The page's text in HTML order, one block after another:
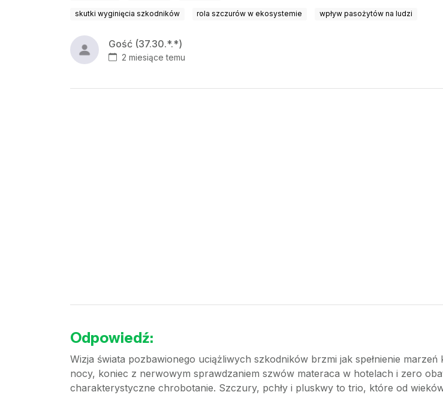
skutki wyginięcia szkodników rola szczurów w ekosystemie wpływ pasożytów na ludzi
Gość (37.30.*.*)
2 miesiące temu
Odpowiedź:
Wizja świata pozbawionego uciążliwych szkodników brzmi jak spełnienie
nocy, koniec z nerwowym sprawdzaniem szwów materaca w hotelach i zero
charakterystyczne chrobotanie. Szczury, pchły i pluskwy to trio, które od